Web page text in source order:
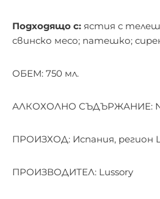
Подходящо с: ястия с
свинско месо; патешко;
ОБЕМ: 750 мл.
АЛКОХОЛНО СЪДЪРЖАНИЕ:
ПРОИЗХОД: Испания, регион
ПРОИЗВОДИТЕЛ: Lussory